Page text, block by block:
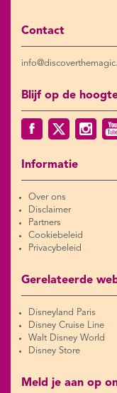
Contact
Blijf op de
Informatie
Over ons
Disclaimer
Partners
Cookiebeleid
Privacybeleid
Gerelateerde
Disneyland Paris
Disney Cruise Line
Walt Disney World
Disney Store
Meld je aan op